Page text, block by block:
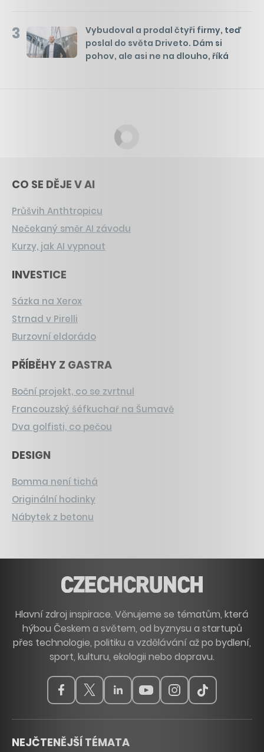
3
Vybudoval a prodal čtyři firmy, teď
poslal do světa Driveto. Dám si
pohov, ale asi ne na dlouho, říká
CO SE DĚJE V AI
Průšvih Anthtropicu
Nečekaný směr AI závodu
Kurzy, jak AI vypnout
INVESTICE
Sázka na Xerox
Strnad v Pirelli
Burzovní eldorádo
PŘÍBĚHY Z GASTRA
Boční projekt, co se zvrtnul
Francouzský šéfkuchař na Šumavě
Dva golfisti, co pečou
DESIGN
Bomma není tichá
Originální hodinky
Nábytek z betonu
Hlavní zdroj inspirace. Věnujeme se tématům, která
hýbou Českem a světem, od byznysu a startupů
přes technologie, politiku a vzdělávání až po bydlení,
sport, kulturu, ekologii nebo dopravu.
NEJČTENĚJŠÍ TÉMATA